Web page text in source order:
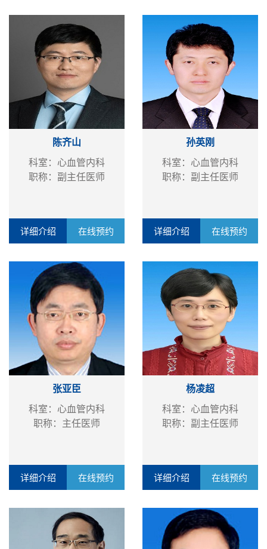
陈齐山
科室：心血管内科
职称：副主任医师
详细介绍 在线预约
孙英刚
科室：心血管内科
职称：副主任医师
详细介绍 在线预约
张亚臣
科室：心血管内科
职称：主任医师
详细介绍 在线预约
杨凌超
科室：心血管内科
职称：副主任医师
详细介绍 在线预约